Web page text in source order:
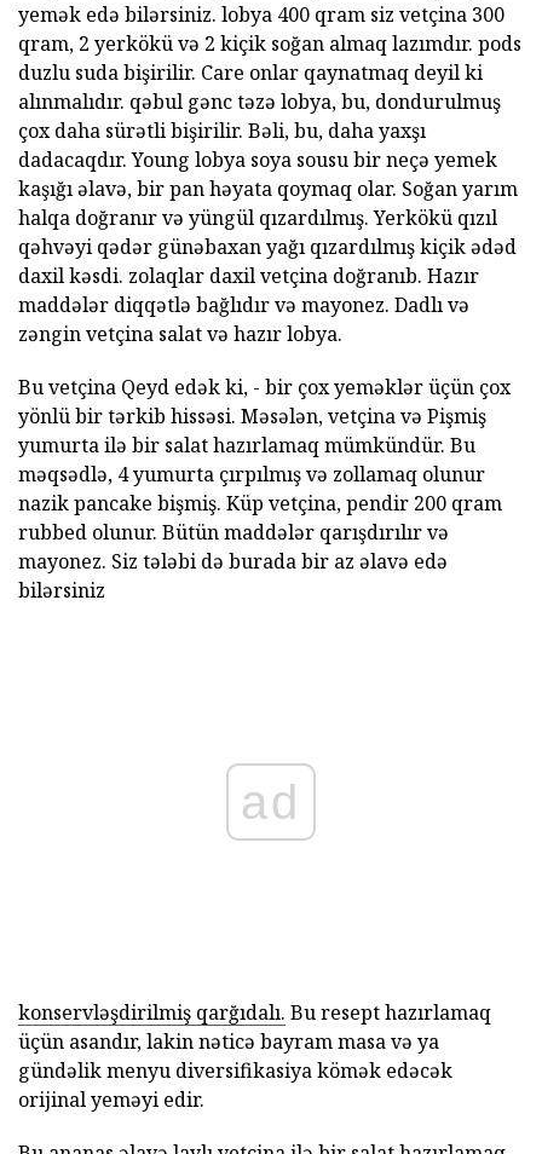
yemək edə bilərsiniz. lobya 400 qram siz vetçina 300
qram, 2 yerkökü və 2 kiçik soğan almaq lazımdır. pods
duzlu suda bişirilir. Care onlar qaynatmaq deyil ki
alınmalıdır. qəbul gənc təzə lobya, bu, dondurulmuş
çox daha sürətli bişirilir. Bəli, bu, daha yaxşı
dadacaqdır. Young lobya soya sousu bir neçə yemek
kaşığı əlavə, bir pan həyata qoymaq olar. Soğan yarım
halqa doğranır və yüngül qızardılmış. Yerkökü qızıl
qəhvəyi qədər günəbaxan yağı qızardılmış kiçik ədəd
daxil kəsdi. zolaqlar daxil vetçina doğranıb. Hazır
maddələr diqqətlə bağlıdır və mayonez. Dadlı və
zəngin vetçina salat və hazır lobya.
Bu vetçina Qeyd edək ki, - bir çox yeməklər üçün çox
yönlü bir tərkib hissəsi. Məsələn, vetçina və Pişmiş
yumurta ilə bir salat hazırlamaq mümkündür. Bu
məqsədlə, 4 yumurta çırpılmış və zollamaq olunur
nazik pancake bişmiş. Küp vetçina, pendir 200 qram
rubbed olunur. Bütün maddələr qarışdırılır və
mayonez. Siz tələbi də burada bir az əlavə edə
bilərsiniz
ad
konservləşdirilmiş qarğıdalı. Bu resept hazırlamaq
üçün asandır, lakin nəticə bayram masa və ya
gündəlik menyu diversifikasiya kömək edəcək
orijinal yeməyi edir.